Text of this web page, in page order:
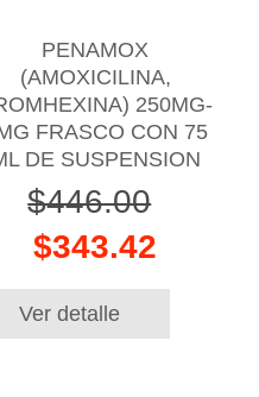
PENAMOX
(AMOXICILINA,
250MG-
FRASCO CON 75
DE SUSPENSION
$446.00
$343.42
Ver detalle